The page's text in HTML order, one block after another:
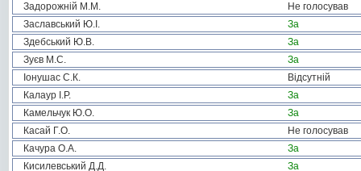
Задорожній М.М.
Не голосував
Заславський Ю.І.
За
Здебський Ю.В.
За
Зуєв М.С.
За
Іонушас С.К.
Відсутній
Калаур І.Р.
За
Камельчук Ю.О.
За
Касай Г.О.
Не голосував
Качура О.А.
За
Кисилевський Д.Д.
За